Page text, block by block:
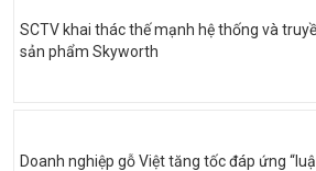
SCTV khai thác thế mạnh hệ thống và
sản phẩm Skyworth
Doanh nghiệp gỗ Việt tăng tốc đáp ứng